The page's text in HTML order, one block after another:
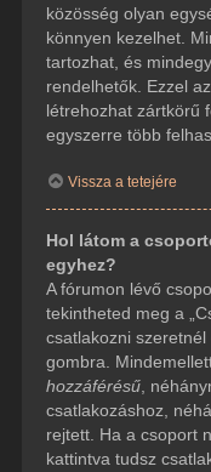
közösség olyan
könnyen kezelhet.
tartozhat, és
rendelhetők. Ezzel
létrehozhat zártkörű
egyszerre több
Vissza a tetejére
Hol látom a
egyhez?
A fórumon lévő
tekintheted meg a
csatlakozni
gombra.
hozzáférésű,
csatlakozáshoz,
rejtett. Ha a csoport
kattintva tudsz